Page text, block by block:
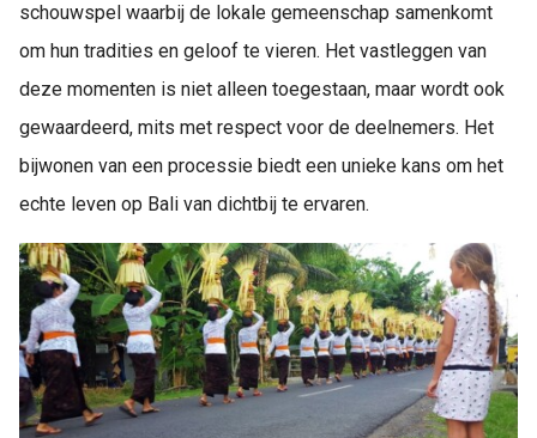
schouwspel waarbij de lokale gemeenschap samenkomt
om hun tradities en geloof te vieren. Het vastleggen van
deze momenten is niet alleen toegestaan, maar wordt ook
gewaardeerd, mits met respect voor de deelnemers. Het
bijwonen van een processie biedt een unieke kans om het
echte leven op Bali van dichtbij te ervaren.